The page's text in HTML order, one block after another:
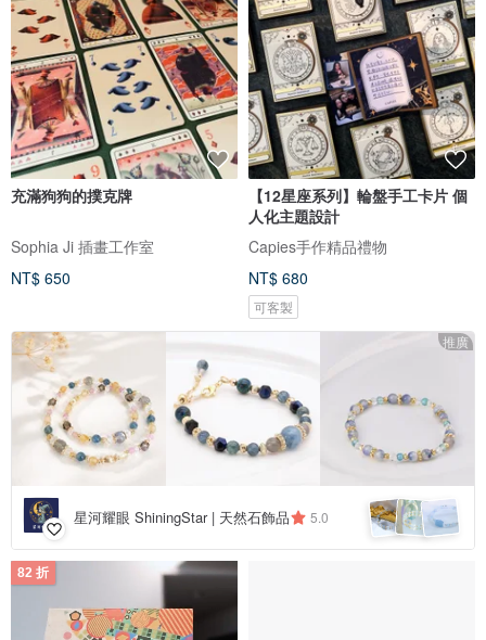
充滿狗狗的撲克牌
Sophia Ji 插畫工作室
NT$ 650
【12星座系列】輪盤手工卡片 個
人化主題設計
Capies手作精品禮物
NT$ 680
可客製
推廣
星河耀眼 ShiningStar | 天然石飾品 5.0
82 折